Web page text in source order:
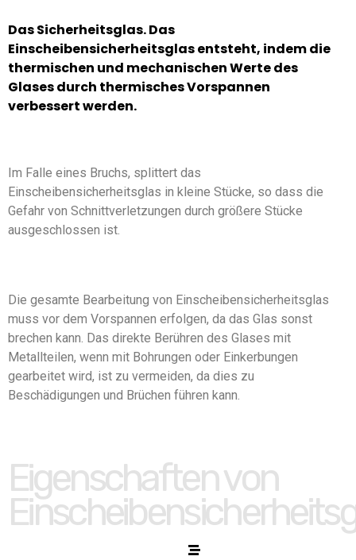
Das Sicherheitsglas. Das
Einscheibensicherheitsglas entsteht, indem die
thermischen und mechanischen Werte des
Glases durch thermisches Vorspannen
verbessert werden.
Im Falle eines Bruchs, splittert das
Einscheibensicherheitsglas in kleine Stücke, so dass die
Gefahr von Schnittverletzungen durch größere Stücke
ausgeschlossen ist.
Die gesamte Bearbeitung von Einscheibensicherheitsglas
muss vor dem Vorspannen erfolgen, da das Glas sonst
brechen kann. Das direkte Berühren des Glases mit
Metallteilen, wenn mit Bohrungen oder Einkerbungen
gearbeitet wird, ist zu vermeiden, da dies zu
Beschädigungen und Brüchen führen kann.
Eigenschaften von